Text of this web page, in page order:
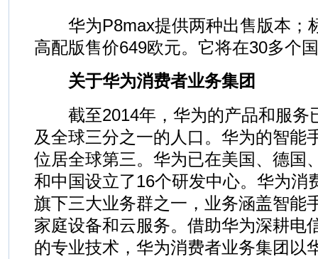
华为P8max提供两种出售版本；
高配版售价649欧元。它将在30多个
关于华为消费者业务集团
截至2014年，华为的产品和服务
及全球三分之一的人口。华为的智能
位居全球第三。华为已在美国、德国
和中国设立了16个研发中心。华为消
旗下三大业务群之一，业务涵盖智能
家庭设备和云服务。借助华为深耕电
的专业技术，华为消费者业务集团以